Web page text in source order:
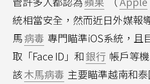
統相當安全，然而近日外媒報
馬病毒 專門瞄準iOS系統，且
取「Face ID」和銀行 帳戶等
該木馬病毒 主要瞄準越南和泰